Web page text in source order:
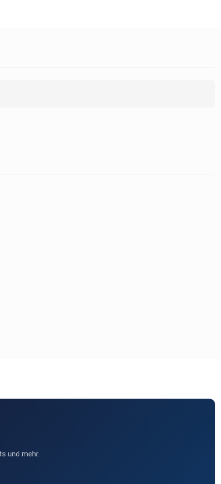
und mehr.